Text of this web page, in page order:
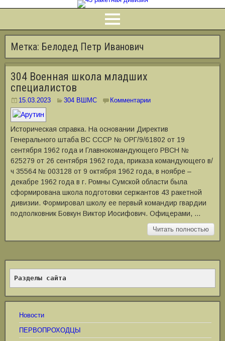
Метка: Белодед Петр Иванович
304 Военная школа младших
специалистов
15.03.2023 304 ВШМС Комментарии
Историческая справка. На основании Директив
Генерального штаба ВС СССР № ОРГ/9/61802 от 19
сентября 1962 года и Главнокомандующего РВСН №
625279 от 26 сентября 1962 года, приказа командующего в/
ч 35564 № 003128 от 9 октября 1962 года, в ноябре –
декабре 1962 года в г. Ромны Сумской области была
сформирована школа подготовки сержантов 43 ракетной
дивизии. Формировал школу ее первый командир гвардии
подполковник Бовкун Виктор Иосифович. Офицерами, …
Читать полностью
Разделы сайта
Новости
ПЕРВОПРОХОДЦЫ